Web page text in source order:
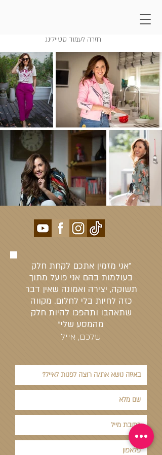
חזרה לעמוד סטיילינג
"אני מזמין אתכם לקחת חלק
בעולמות בהם אני פועל מתוך
תשוקה, יצירה ואמונה שאין דבר
כזה לחיות בלי לחלום. מקווה
שתאהבו ותהפכו להיות חלק
מהמסע שלי"
שלכם, אייל